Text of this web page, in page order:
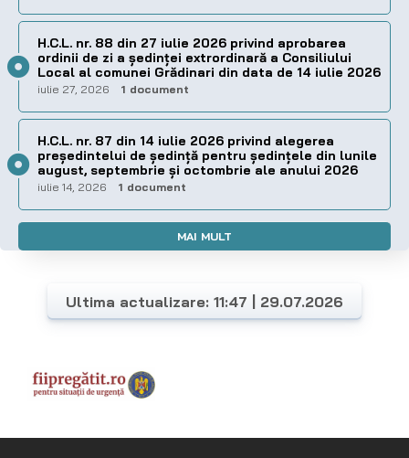
H.C.L. nr. 88 din 27 iulie 2026 privind aprobarea
ordinii de zi a şedinţei extrordinară a Consiliului
Local al comunei Grădinari din data de 14 iulie 2026
iulie 27, 2026 1 document
H.C.L. nr. 87 din 14 iulie 2026 privind alegerea
preşedintelui de şedinţă pentru ședințele din lunile
august, septembrie și octombrie ale anului 2026
iulie 14, 2026 1 document
MAI MULT
Ultima actualizare: 11:47 | 29.07.2026